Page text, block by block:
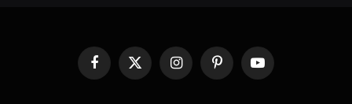
Facebook
X
InstagramPinterestYouTube